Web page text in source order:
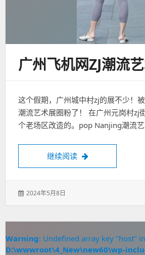
广州飞机网ZJ潮流艺
这个假期，广州城中村zj的展不少！
潮流艺术展圈粉了！ 在广州元岗村zj
个老场区改造的。pop Nanjing潮流
继续阅读 广州飞机网zj潮流艺
发
2024年5月8日
Warning: Undefined array key "host" in
D:\wwwroot\4_New\new60\wp-